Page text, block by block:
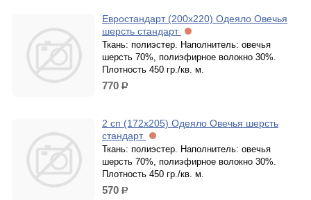
Евростандарт (200х220) Одеяло Овечья
шерсть стандарт
Ткань: полиэстер. Наполнитель: овечья
шерсть 70%, полиэфирное волокно 30%.
Плотность 450 гр./кв. м.
770 р.
2 сп (172х205) Одеяло Овечья шерсть
стандарт
Ткань: полиэстер. Наполнитель: овечья
шерсть 70%, полиэфирное волокно 30%.
Плотность 450 гр./кв. м.
570 р.